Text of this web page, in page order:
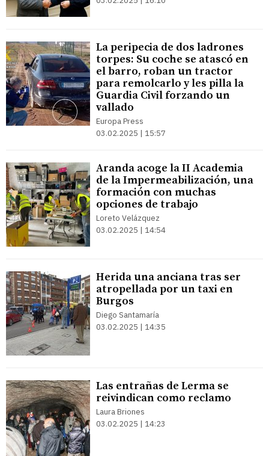
La peripecia de dos ladrones
torpes: Su coche se atascó en
el barro, roban un tractor
para remolcarlo y les pilla la
Guardia Civil forzando un
vallado
Europa Press
03.02.2025 | 15:57
Aranda acoge la II Academia
de la Impermeabilización, una
formación con muchas
opciones de trabajo
Loreto Velázquez
03.02.2025 | 14:54
Herida una anciana tras ser
atropellada por un taxi en
Burgos
Diego Santamaría
03.02.2025 | 14:35
Las entrañas de Lerma se
reivindican como reclamo
Laura Briones
03.02.2025 | 14:23